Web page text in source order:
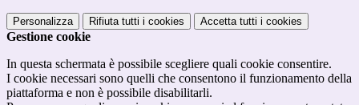
Personalizza Rifiuta tutti i cookies Accetta tutti i cookies
Gestione cookie
In questa schermata è possibile scegliere quali cookie consentire.
I cookie necessari sono quelli che consentono il funzionamento della
piattaforma e non è possibile disabilitarli.